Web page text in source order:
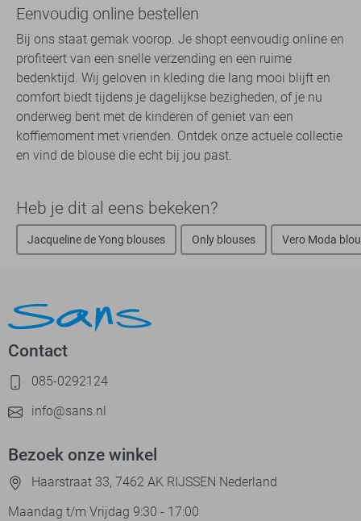
Eenvoudig online bestellen
Bij ons staat gemak voorop. Je shopt eenvoudig online en
profiteert van een snelle verzending en een ruime
bedenktijd. Wij geloven in kleding die lang mooi blijft en
comfort biedt tijdens je dagelijkse bezigheden, of je nu
onderweg bent met de kinderen of geniet van een
koffiemoment met vrienden. Ontdek onze actuele collectie
en vind de blouse die echt bij jou past.
Heb je dit al eens bekeken?
Jacqueline de Yong blouses Only blouses Vero Moda
Contact
085-0292124
info@sans.nl
Bezoek onze winkel
Haarstraat 33, 7462 AK RIJSSEN Nederland
Maandag t/m Vrijdag 9:30 - 17:00